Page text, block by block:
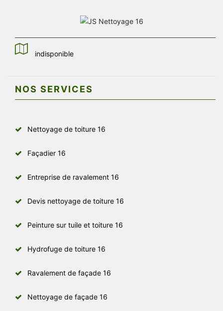
indisponible
NOS SERVICES
Nettoyage de toiture 16
Façadier 16
Entreprise de ravalement 16
Devis nettoyage de toiture 16
Peinture sur tuile et toiture 16
Hydrofuge de toiture 16
Ravalement de façade 16
Nettoyage de façade 16